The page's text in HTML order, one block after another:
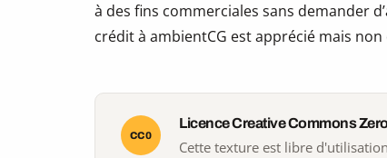
à des fins commerciales sans demander
crédit à ambientCG est apprécié mais
CC0
Licence Creative Commons
Cette texture est libre